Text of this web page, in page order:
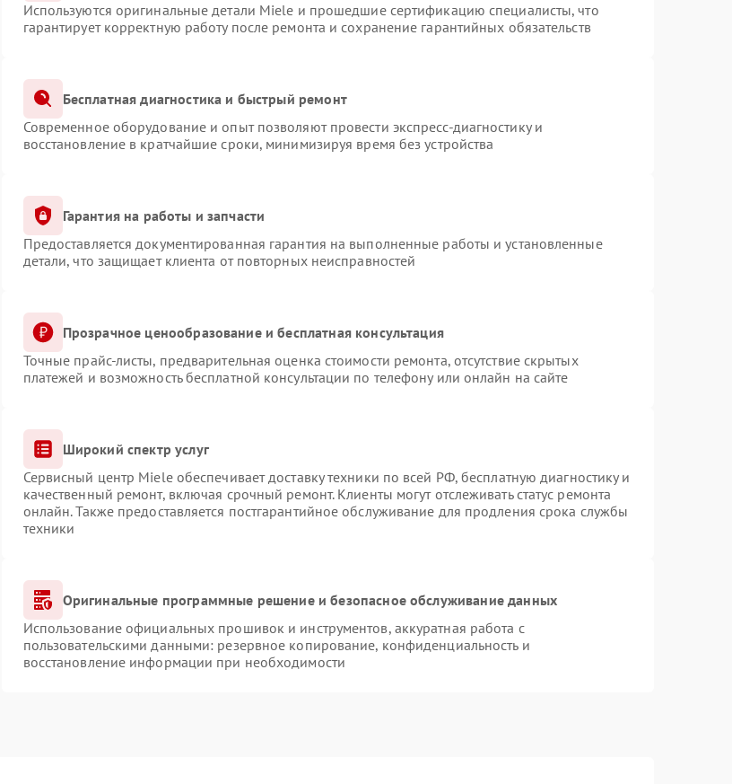
Используются оригинальные детали Miele и прошедшие сертификацию специалисты, что
гарантирует корректную работу после ремонта и сохранение гарантийных обязательств
Бесплатная диагностика и быстрый ремонт
Современное оборудование и опыт позволяют провести экспресс-диагностику и
восстановление в кратчайшие сроки, минимизируя время без устройства
Гарантия на работы и запчасти
Предоставляется документированная гарантия на выполненные работы и установленные
детали, что защищает клиента от повторных неисправностей
Прозрачное ценообразование и бесплатная консультация
Точные прайс-листы, предварительная оценка стоимости ремонта, отсутствие скрытых
платежей и возможность бесплатной консультации по телефону или онлайн на сайте
Широкий спектр услуг
Сервисный центр Miele обеспечивает доставку техники по всей РФ, бесплатную диагностику и
качественный ремонт, включая срочный ремонт. Клиенты могут отслеживать статус ремонта
онлайн. Также предоставляется постгарантийное обслуживание для продления срока службы
техники
Оригинальные программные решение и безопасное обслуживание данных
Использование официальных прошивок и инструментов, аккуратная работа с
пользовательскими данными: резервное копирование, конфиденциальность и
восстановление информации при необходимости